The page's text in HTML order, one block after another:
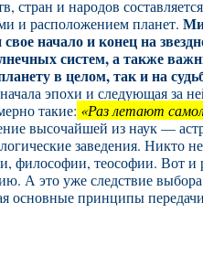
стран и народов
и расположением планет.
начало и конец на
систем, а также
в целом, так и на
эпохи и следующая за
такие: «Раз летают
высочайшей из наук —
заведения. Никто
философии, теософии. Вот
А это уже следствие
основные принципы